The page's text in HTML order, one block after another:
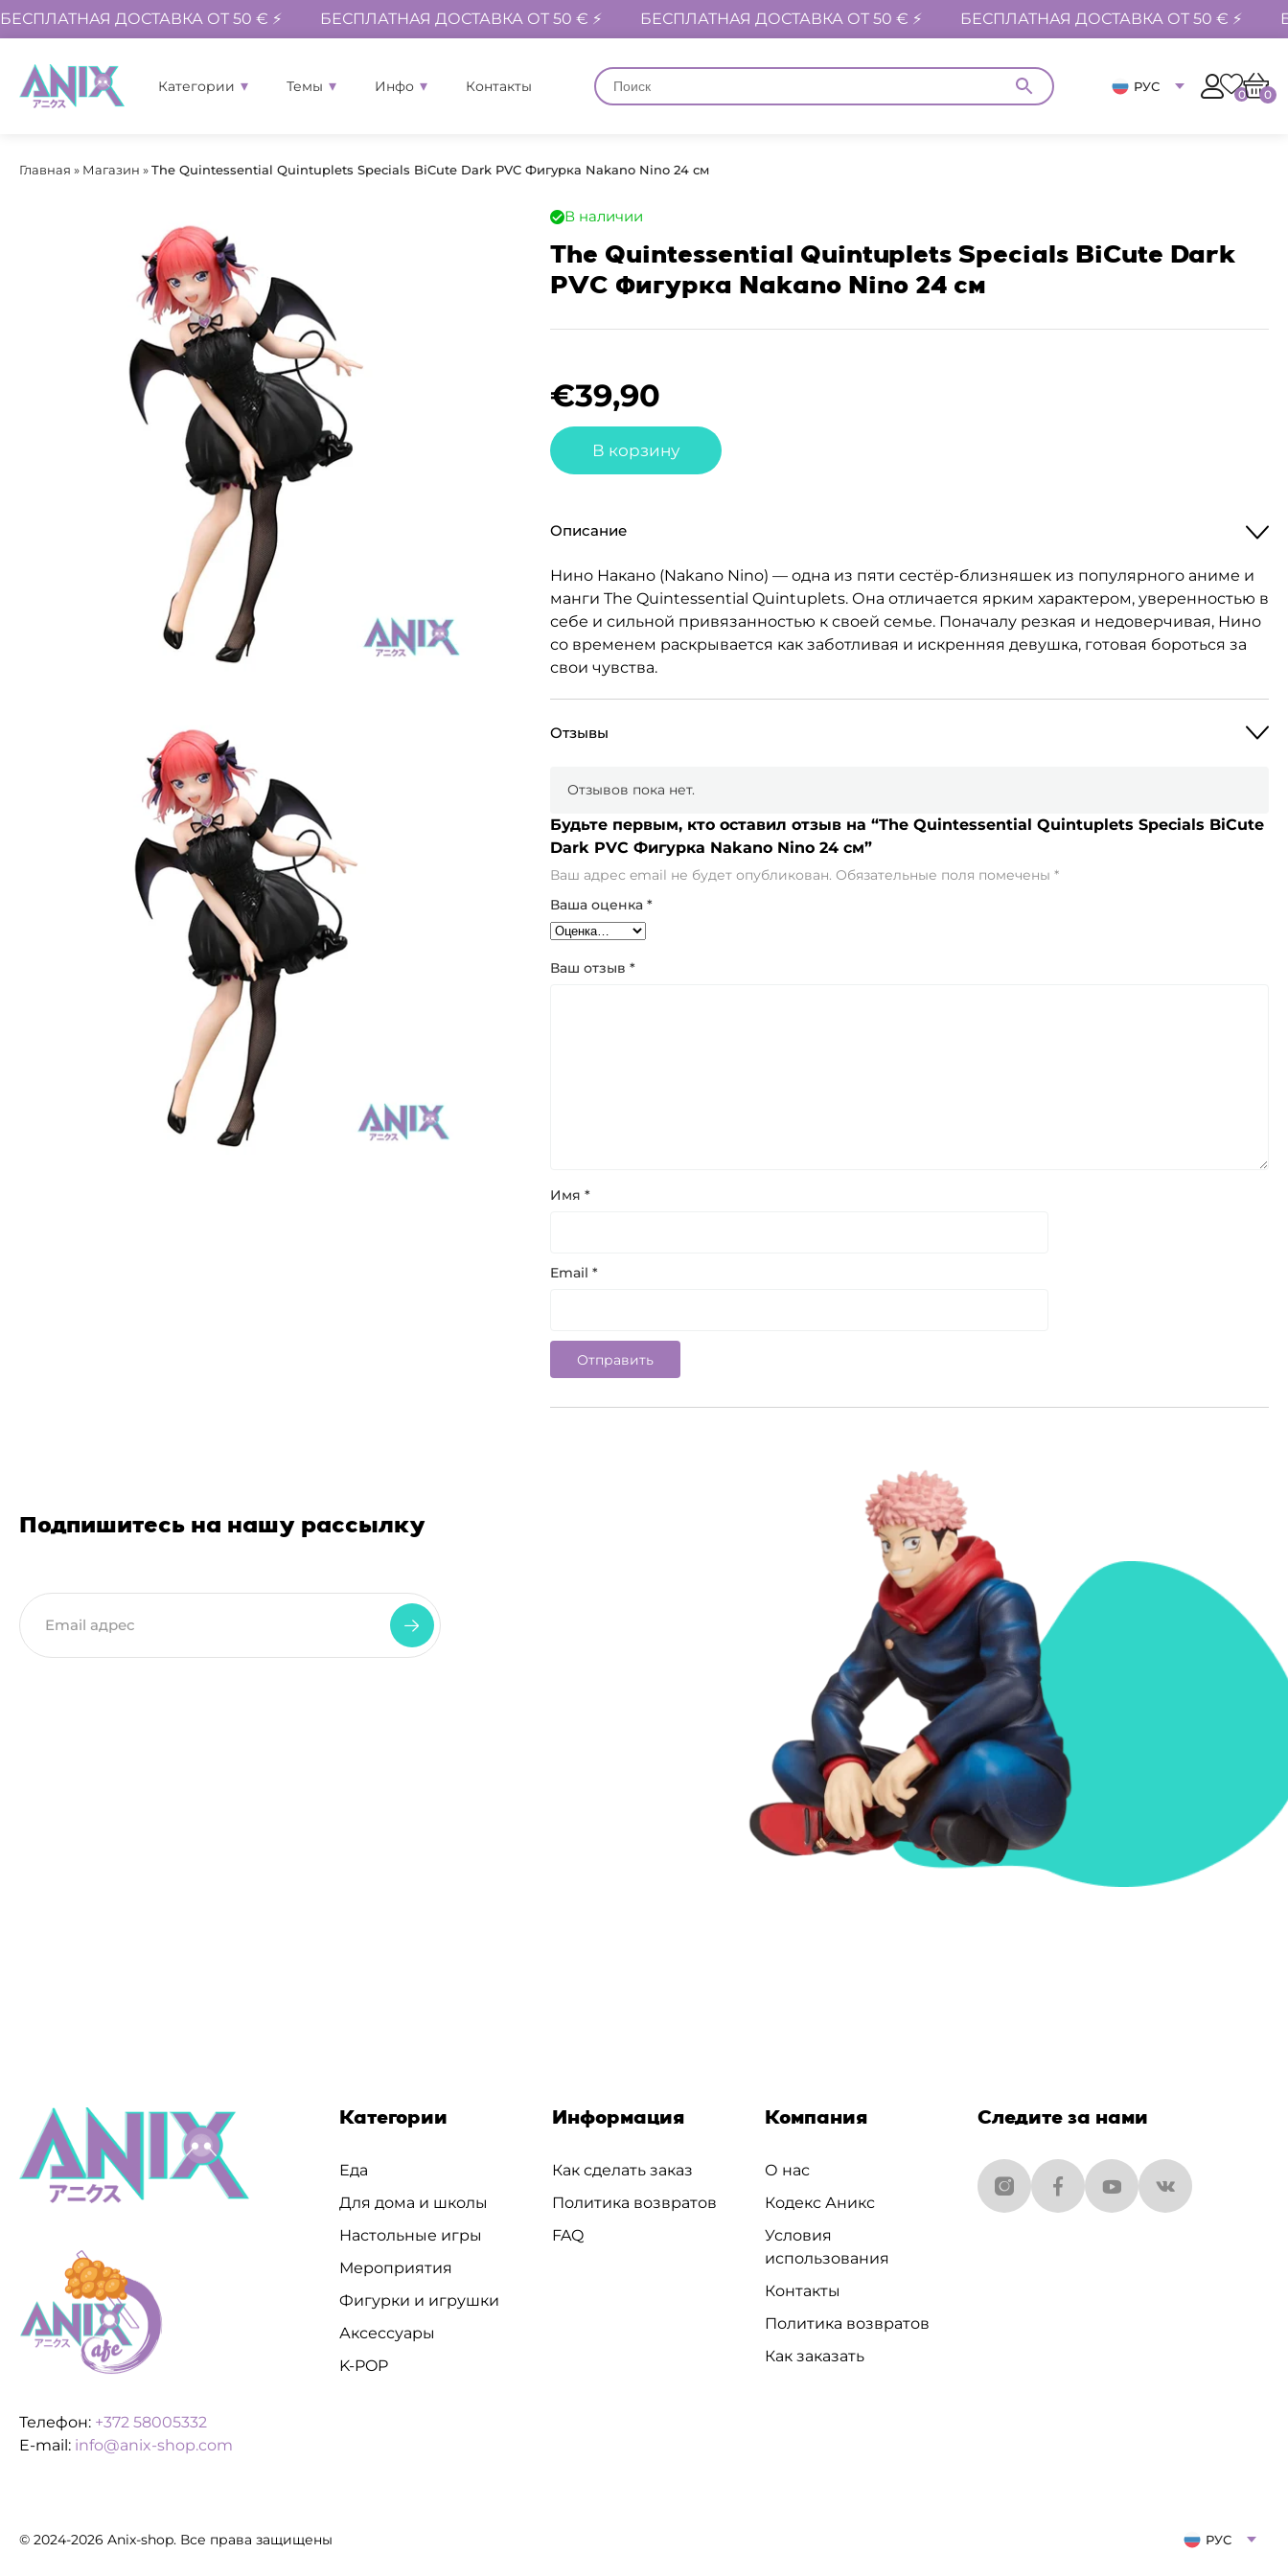
БЕСПЛАТНАЯ ДОСТАВКА ОТ 50 € ⚡ БЕСПЛАТНАЯ ДОСТАВКА ОТ 50 € ⚡ БЕСПЛАТНАЯ ДОСТАВКА ОТ 50 € ⚡ БЕСПЛАТНАЯ ДОСТАВКА ОТ 50 € ⚡
Категории Темы Инфо Контакты РУС
0 0
Главная » Магазин »The Quintessential Quintuplets Specials BiCute Dark PVC Фигурка Nakano Nino 24 см
В наличии
The Quintessential Quintuplets Specials BiCute Dark
PVC Фигурка Nakano Nino 24 см
€39,90
В корзину
Описание
Нино Накано (Nakano Nino) — одна из пяти сестёр-близняшек из популярного аниме и
манги The Quintessential Quintuplets. Она отличается ярким характером, уверенностью в
себе и сильной привязанностью к своей семье. Поначалу резкая и недоверчивая, Нино
со временем раскрывается как заботливая и искренняя девушка, готовая бороться за
свои чувства.
Отзывы
Отзывов пока нет.
Будьте первым, кто оставил отзыв на “The Quintessential Quintuplets Specials BiCute
Dark PVC Фигурка Nakano Nino 24 см”
Ваш адрес email не будет опубликован. Обязательные поля помечены *
Ваша оценка *
Ваш отзыв *
Имя *
Email *
Подпишитесь на нашу рассылку
Телефон: +372 58005332
E-mail: info@anix-shop.com
Категории
Еда
Для дома и школы
Настольные игры
Мероприятия
Фигурки и игрушки
Аксессуары
K-POP
Информация
Как сделать заказ
Политика возвратов
FAQ
Компания
О нас
Кодекс Аникс
Условия
использования
Контакты
Политика возвратов
Как заказать
Следите за нами
© 2024-2026 Anix-shop. Все права защищены РУС